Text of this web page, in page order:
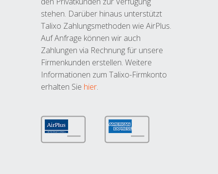
stehen. Darüber hinaus unterstützt
Talixo Zahlungsmethoden wie AirPlus.
Auf Anfrage können wir auch
Zahlungen via Rechnung für unsere
Firmenkunden erstellen. Weitere
Informationen zum Talixo-Firmkonto
erhalten Sie hier.